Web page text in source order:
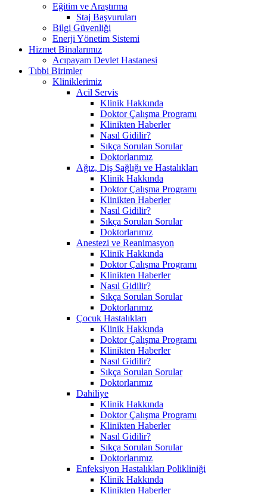
Eğitim ve Araştırma
Staj Başvuruları
Bilgi Güvenliği
Enerji Yönetim Sistemi
Hizmet Binalarımız
Acıpayam Devlet Hastanesi
Tıbbi Birimler
Kliniklerimiz
Acil Servis
Klinik Hakkında
Doktor Çalışma Programı
Klinikten Haberler
Nasıl Gidilir?
Sıkça Sorulan Sorular
Doktorlarımız
Ağız, Diş Sağlığı ve Hastalıkları
Klinik Hakkında
Doktor Çalışma Programı
Klinikten Haberler
Nasıl Gidilir?
Sıkça Sorulan Sorular
Doktorlarımız
Anestezi ve Reanimasyon
Klinik Hakkında
Doktor Çalışma Programı
Klinikten Haberler
Nasıl Gidilir?
Sıkça Sorulan Sorular
Doktorlarımız
Çocuk Hastalıkları
Klinik Hakkında
Doktor Çalışma Programı
Klinikten Haberler
Nasıl Gidilir?
Sıkça Sorulan Sorular
Doktorlarımız
Dahiliye
Klinik Hakkında
Doktor Çalışma Programı
Klinikten Haberler
Nasıl Gidilir?
Sıkça Sorulan Sorular
Doktorlarımız
Enfeksiyon Hastalıkları Polikliniği
Klinik Hakkında
Klinikten Haberler